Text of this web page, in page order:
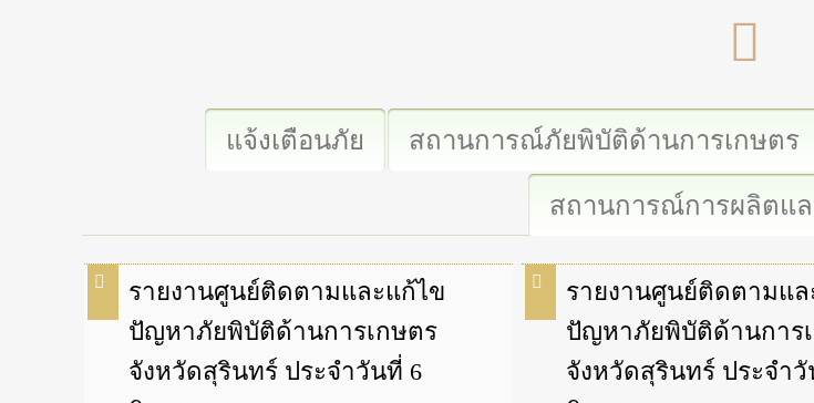
แจ้งเตือนภัย สถานการณ์ภัยพิบัติด้านการเกษตร
สถานการณ์การผลิตแ
รายงานศูนย์ติดตามและแก้ไข
ปัญหาภัยพิบัติด้านการเกษตร
จังหวัดสุรินทร์ ประจำวันที่ 6
รายงานศูนย์ติดตามแล
ปัญหาภัยพิบัติด้านการ
จังหวัดสุรินทร์ ประจำวั